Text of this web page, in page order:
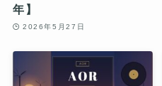
年】
2026年5月27日